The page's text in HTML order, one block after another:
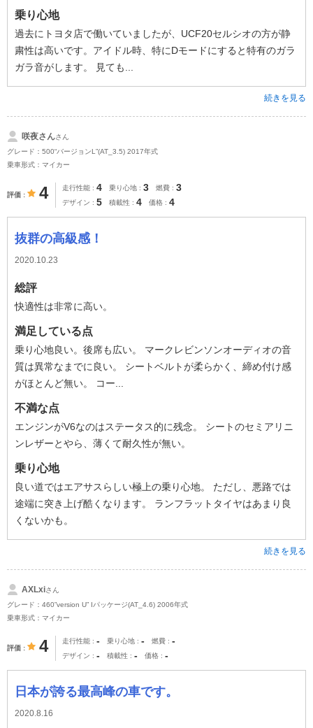
乗り心地
過去にトヨタ店で働いていましたが、UCF20セルシオの方が静
粛性は高いです。アイドル時、特にDモードにすると特有のガラ
ガラ音がします。 見ても...
続きを見る
咲夜さんさん
グレード：500“バージョンL”(AT_3.5) 2017年式
乗車形式：マイカー
評価 4 走行性能 4 乗り心地 3 燃費 3
デザイン 5 積載性 4 価格 4
抜群の高級感！
2020.10.23
総評
快適性は非常に高い。
満足している点
乗り心地良い。後席も広い。 マークレビンソンオーディオの音
質は異常なまでに良い。 シートベルトが柔らかく、締め付け感
がほとんど無い。 コー...
不満な点
エンジンがV6なのはステータス的に残念。 シートのセミアリニ
ンレザーとやら、薄くて耐久性が無い。
乗り心地
良い道ではエアサスらしい極上の乗り心地。 ただし、悪路では
途端に突き上げ酷くなります。 ランフラットタイヤはあまり良
くないかも。
続きを見る
AXLxiさん
グレード：460”version U” Iパッケージ(AT_4.6) 2006年式
乗車形式：マイカー
評価 4 走行性能 - 乗り心地 - 燃費 -
デザイン - 積載性 - 価格 -
日本が誇る最高峰の車です。
2020.8.16